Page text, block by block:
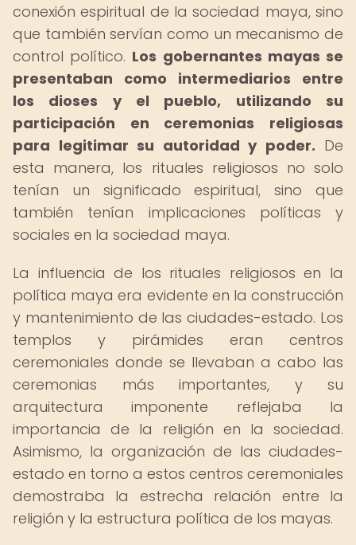
conexión espiritual de la sociedad maya, sino
que también servían como un mecanismo de
control político. Los gobernantes mayas se
presentaban como intermediarios entre
los dioses y el pueblo, utilizando su
participación en ceremonias religiosas
para legitimar su autoridad y poder. De
esta manera, los rituales religiosos no solo
tenían un significado espiritual, sino que
también tenían implicaciones políticas y
sociales en la sociedad maya.
La influencia de los rituales religiosos en la
política maya era evidente en la construcción
y mantenimiento de las ciudades-estado. Los
templos y pirámides eran centros
ceremoniales donde se llevaban a cabo las
ceremonias más importantes, y su
arquitectura imponente reflejaba la
importancia de la religión en la sociedad.
Asimismo, la organización de las ciudades-
estado en torno a estos centros ceremoniales
demostraba la estrecha relación entre la
religión y la estructura política de los mayas.